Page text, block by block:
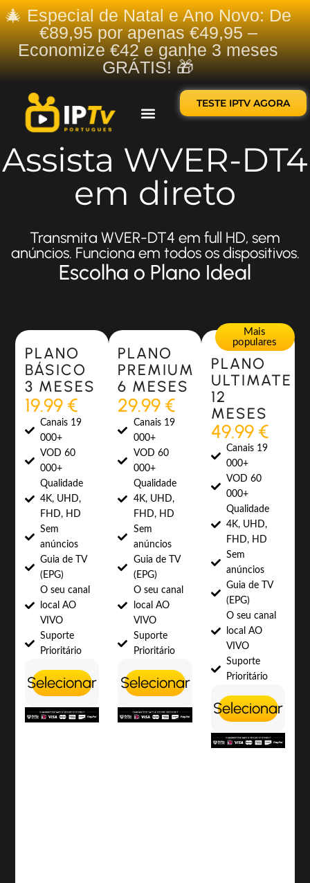
🎄 Especial de Natal e Ano Novo: De
€89,95 por apenas €49,95 –
Economize €42 e ganhe 3 meses
GRÁTIS! 🎁
TESTE IPTV AGORA
Assista WVER-DT4
em direto
Transmita WVER-DT4 em full HD, sem
anúncios. Funciona em todos os dispositivos.
Escolha o Plano Ideal
Most Popular
PLANO
BÁSICO
3 MESES
19.99 €
Canais 19
000+
VOD 60
000+
Qualidade
4K, UHD,
FHD, HD
Sem
anúncios
Guia de TV
(EPG)
O seu canal
local AO
VIVO
Suporte
Prioritário
Selecionar
Most Popular
PLANO
PREMIUM
6 MESES
29.99 €
Canais 19
000+
VOD 60
000+
Qualidade
4K, UHD,
FHD, HD
Sem
anúncios
Guia de TV
(EPG)
O seu canal
local AO
VIVO
Suporte
Prioritário
Selecionar
Mais
populares
PLANO
ULTIMATE
12
MESES
49.99 €
Canais 19
000+
VOD 60
000+
Qualidade
4K, UHD,
FHD, HD
Sem
anúncios
Guia de TV
(EPG)
O seu canal
local AO
VIVO
Suporte
Prioritário
Selecionar